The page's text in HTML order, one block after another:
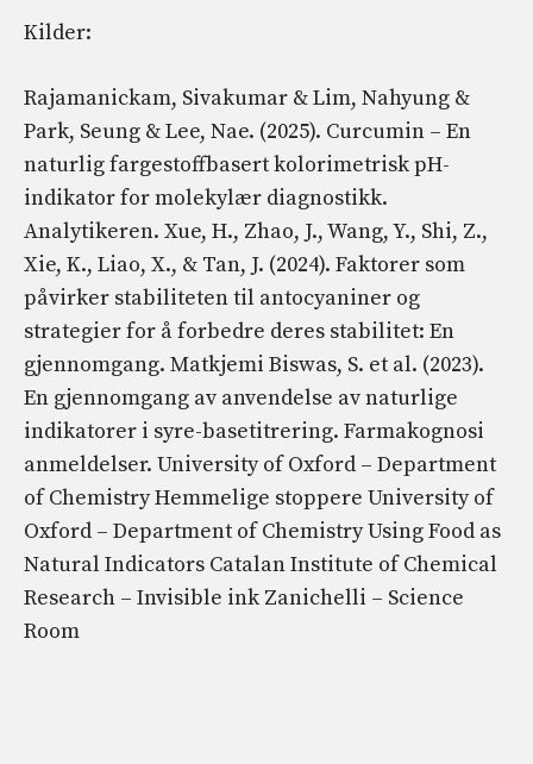
Kilder:
Rajamanickam, Sivakumar & Lim, Nahyung &
Park, Seung & Lee, Nae. (2025). Curcumin – En
naturlig fargestoffbasert kolorimetrisk pH-
indikator for molekylær diagnostikk.
Analytikeren. Xue, H., Zhao, J., Wang, Y., Shi, Z.,
Xie, K., Liao, X., & Tan, J. (2024). Faktorer som
påvirker stabiliteten til antocyaniner og
strategier for å forbedre deres stabilitet: En
gjennomgang. Matkjemi Biswas, S. et al. (2023).
En gjennomgang av anvendelse av naturlige
indikatorer i syre-basetitrering. Farmakognosi
anmeldelser. University of Oxford – Department
of Chemistry Hemmelige stoppere University of
Oxford – Department of Chemistry Using Food as
Natural Indicators Catalan Institute of Chemical
Research – Invisible ink Zanichelli – Science
Room